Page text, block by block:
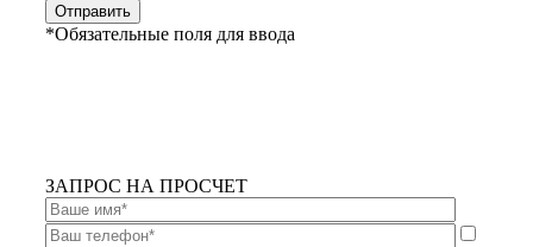
*Обязательные поля для ввода
ЗАПРОС НА ПРОСЧЕТ